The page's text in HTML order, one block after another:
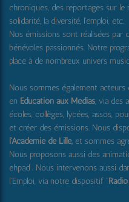
chroniques, des reportages sur le
solidarité, la diversité, l'emploi, etc.
Nos émissions sont réalisées par
bénévoles passionnés. Notre
place à de nombreux univers
Nous sommes également
en Education aux Médias, via des
écoles, collèges, lycées, assos,
et créer des émissions. Nous
l'Académie de Lille, et sommes
Nous proposons aussi des
ehpad . Nous intervenons aussi
l'Emploi, via notre dispositif "